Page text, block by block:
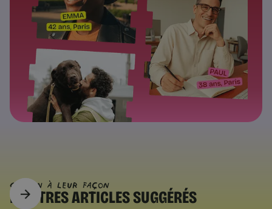
CHACUN À Leur FAÇON
D’AUTRESARTICLES SUGGÉRÉS